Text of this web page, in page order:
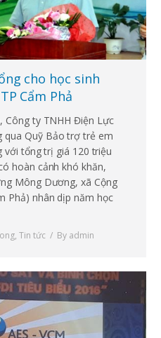
cho học sinh
Cẩm Phả
Công ty TNHH Điện Lực
qua Quỹ Bảo trợ trẻ em
với tổng trị giá 120 triệu
hoàn cảnh khó khăn,
Mông Dương, xã Cộng
Phả) nhân dịp năm học
, Tin tức By admin